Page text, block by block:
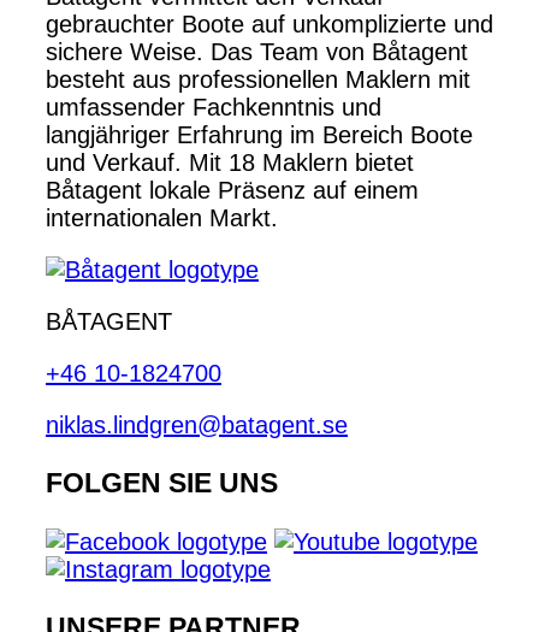
gebrauchter Boote auf unkomplizierte und
sichere Weise. Das Team von Båtagent
besteht aus professionellen Maklern mit
umfassender Fachkenntnis und
langjähriger Erfahrung im Bereich Boote
und Verkauf. Mit 18 Maklern bietet
Båtagent lokale Präsenz auf einem
internationalen Markt.
BÅTAGENT
+46 10-1824700
niklas.lindgren@batagent.se
FOLGEN SIE UNS